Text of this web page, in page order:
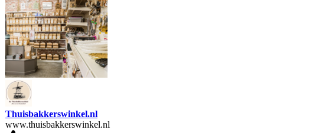
Thuisbakkerswinkel.nl
www.thuisbakkerswinkel.nl